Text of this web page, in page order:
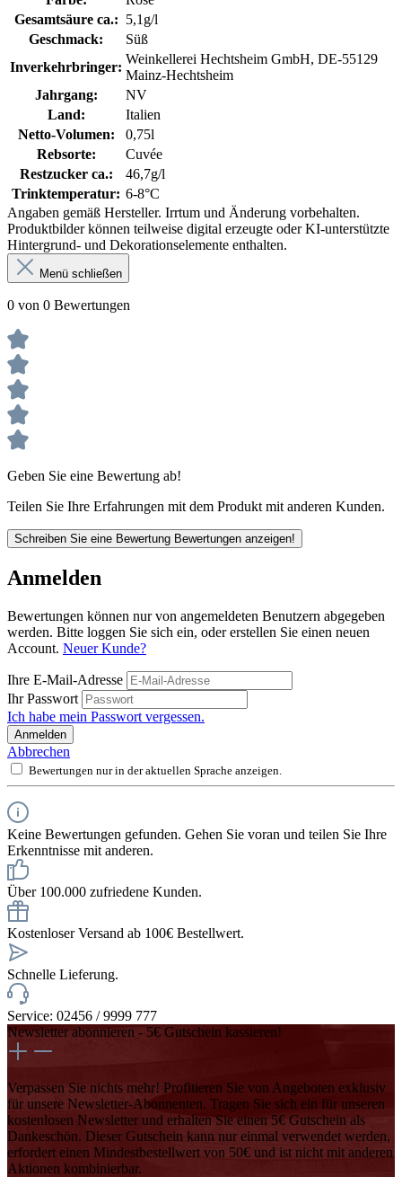
Gesamtsäure ca.: 5,1g/l
Geschmack:
Süß
Inverkehrbringer:
Weinkellerei Hechtsheim GmbH, DE-55129
Mainz-Hechtsheim
Jahrgang:
NV
Land:
Italien
Netto-Volumen:
0,75l
Rebsorte:
Cuvée
Restzucker ca.:
46,7g/l
Trinktemperatur: 6-8°C
Angaben gemäß Hersteller. Irrtum und Änderung vorbehalten.
Produktbilder können teilweise digital erzeugte oder KI-unterstützte
Hintergrund- und Dekorationselemente enthalten.
Menü schließen
0 von 0 Bewertungen
Geben Sie eine Bewertung ab!
Teilen Sie Ihre Erfahrungen mit dem Produkt mit anderen Kunden.
Schreiben Sie eine Bewertung Bewertungen anzeigen!
Anmelden
Bewertungen können nur von angemeldeten Benutzern abgegeben
werden. Bitte loggen Sie sich ein, oder erstellen Sie einen neuen
Account. Neuer Kunde?
Ihre E-Mail-Adresse
Ihr Passwort
Ich habe mein Passwort vergessen.
Anmelden
Abbrechen
Bewertungen nur in der aktuellen Sprache anzeigen.
Keine Bewertungen gefunden. Gehen Sie voran und teilen Sie Ihre
Erkenntnisse mit anderen.
Über 100.000 zufriedene Kunden.
Kostenloser Versand ab 100€ Bestellwert.
Schnelle Lieferung.
Service: 02456 / 9999 777
Newsletter abonnieren - 5€ Gutschein kassieren!
Verpassen Sie nichts mehr! Profitieren Sie von Angeboten exklusiv
für unsere Newsletter-Abonnenten. Tragen Sie sich ein für unseren
kostenlosen Newsletter und erhalten Sie einen 5€ Gutschein als
Dankeschön. Dieser Gutschein kann nur einmal verwendet werden,
erfordert einen Mindestbestellwert von 50€ und ist nicht mit anderen
Aktionen kombinierbar.